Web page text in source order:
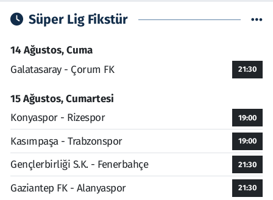
Süper Lig Fikstür
14 Ağustos, Cuma
Galatasaray - Çorum FK
21:30
15 Ağustos, Cumartesi
Konyaspor - Rizespor
19:00
Kasımpaşa - Trabzonspor 19:00
Gençlerbirliği S.K. - Fenerbahçe 21:30
Gaziantep FK - Alanyaspor 21:30